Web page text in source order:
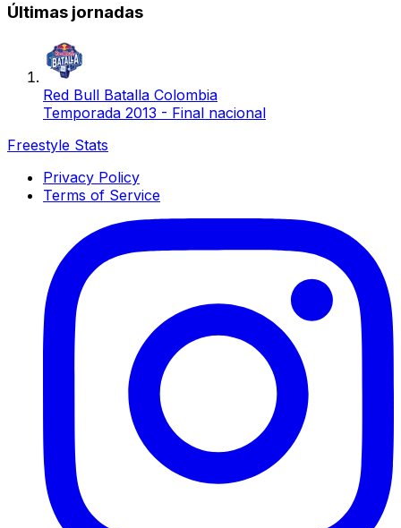
Últimas jornadas
Red Bull Batalla Colombia
Temporada 2013 - Final nacional
Freestyle Stats
Privacy Policy
Terms of Service